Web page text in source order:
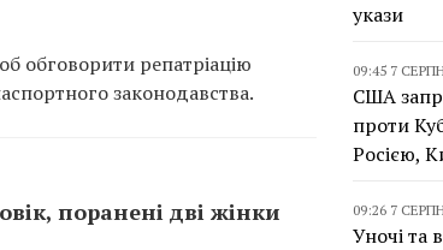
обговорити репатріацію
законодавства.
поранені дві жінки
укази
09:45 7
США
проти
Росією,
09:26 7
Уночі та